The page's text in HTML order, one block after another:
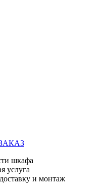
шкафа
услуга
и монтаж